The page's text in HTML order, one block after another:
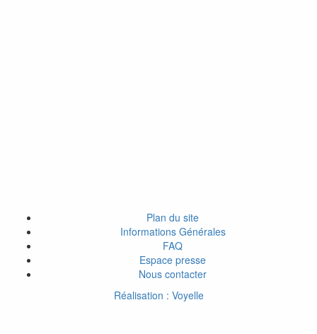
Plan du site
Informations Générales
FAQ
Espace presse
Nous contacter
Réalisation : Voyelle